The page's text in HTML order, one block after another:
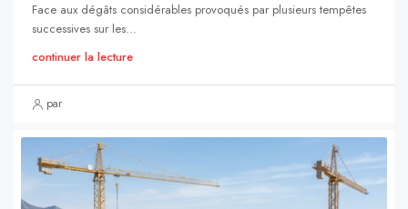
Face aux dégâts considérables provoqués par plusieurs tempêtes
successives sur les...
continuer la lecture
par